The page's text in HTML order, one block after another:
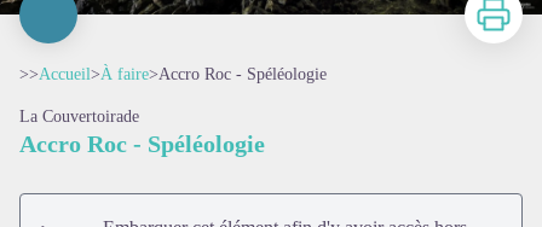
>>Accueil>À faire>Accro Roc - Spéléologie
La Couvertoirade
Accro Roc - Spéléologie